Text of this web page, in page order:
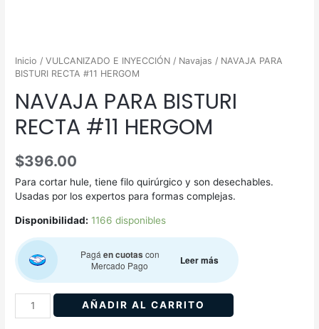
Inicio /VULCANIZADO E INYECCIÓN / Navajas / NAVAJA PARA
BISTURI RECTA #11 HERGOM
NAVAJA PARA BISTURI
RECTA #11 HERGOM
$396.00
Para cortar hule, tiene filo quirúrgico y son desechables.
Usadas por los expertos para formas complejas.
Disponibilidad: 1166 disponibles
Pagáen cuotas con
Mercado Pago
Leer más
AÑADIR AL CARRITO